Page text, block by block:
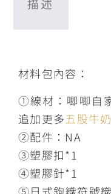
描述
材料包內容：
①線材：唧唧自
追加更多五股牛
②配件：NA
③塑膠扣*1
④塑膠針*1
⑤日式鉤織符號